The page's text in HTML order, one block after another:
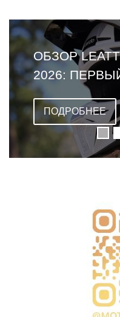
ОБЗОР LEATT
2026:
ПОДРОБНЕЕ